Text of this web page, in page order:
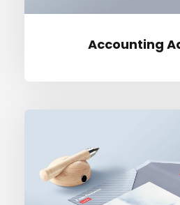
Accoun­ting